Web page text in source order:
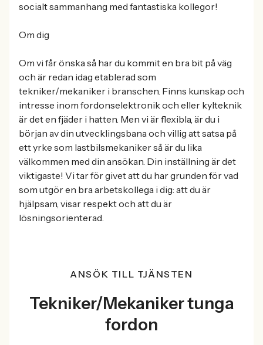
socialt sammanhang med fantastiska kollegor!
Om dig
Om vi får önska så har du kommit en bra bit på väg
och är redan idag etablerad som
tekniker/mekaniker i branschen. Finns kunskap och
intresse inom fordonselektronik och eller kylteknik
är det en fjäder i hatten. Men vi är flexibla, är du i
början av din utvecklingsbana och villig att satsa på
ett yrke som lastbilsmekaniker så är du lika
välkommen med din ansökan. Din inställning är det
viktigaste! Vi tar för givet att du har grunden för vad
som utgör en bra arbetskollega i dig: att du är
hjälpsam, visar respekt och att du är
lösningsorienterad.
ANSÖK TILL TJÄNSTEN
Tekniker/Mekaniker tunga
fordon